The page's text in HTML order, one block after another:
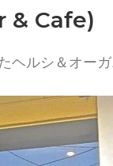
& Cafe)
ルシ＆オー